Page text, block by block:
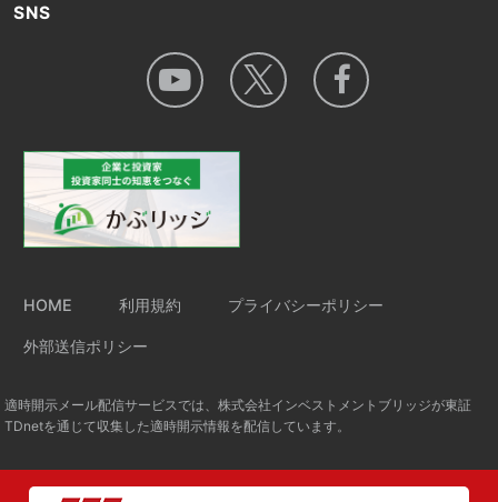
SNS
HOME 利用規約 プライバシーポリシー
外部送信ポリシー
適時開示メール配信サービスでは、株式会社インベストメントブリッジが東証
TDnetを通じて収集した適時開示情報を配信しています。